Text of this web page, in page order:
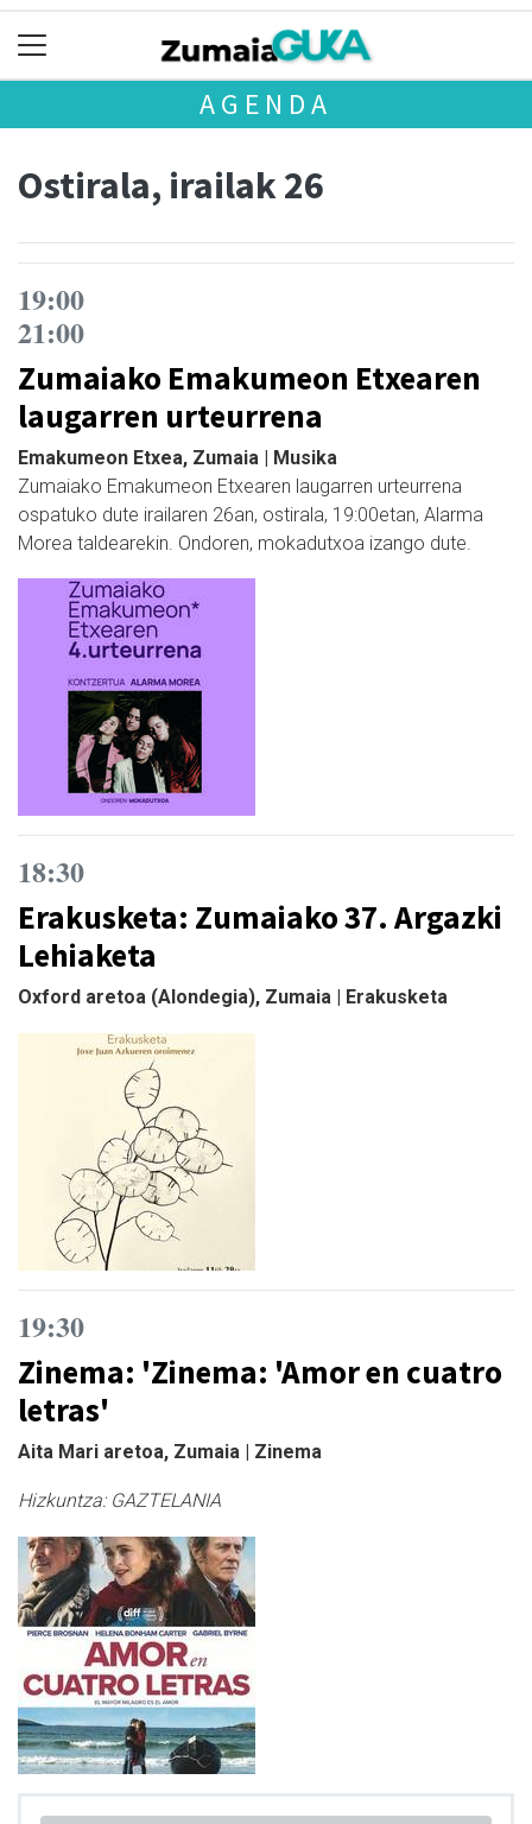
AGENDA
Ostirala, irailak 26
19:00
21:00
Zumaiako Emakumeon Etxearen
laugarren urteurrena
Emakumeon Etxea, Zumaia | Musika
Zumaiako Emakumeon Etxearen laugarren urteurrena
ospatuko dute irailaren 26an, ostirala, 19:00etan, Alarma
Morea taldearekin. Ondoren, mokadutxoa izango dute.
18:30
Erakusketa: Zumaiako 37. Argazki
Lehiaketa
Oxford aretoa (Alondegia), Zumaia | Erakusketa
19:30
Zinema: 'Zinema: 'Amor en cuatro
letras'
Aita Mari aretoa, Zumaia | Zinema
Hizkuntza: GAZTELANIA